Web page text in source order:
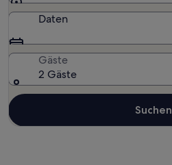
Daten
Gäste
2 Gäste
Suchen